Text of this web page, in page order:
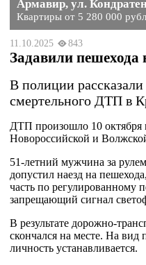
Армавир, ул.
Квартиры от 5 280 000
11.10.2025 843
Задавили пешехода
В полиции
смертельного ДТП в
ДТП произошло 10 октября
Новороссийской и
51-летний мужчина за
допустил наезд на
часть по регулированному
запрещающий сигнал
В результате дорожно-
скончался на месте. На вид
личность устанавливается.